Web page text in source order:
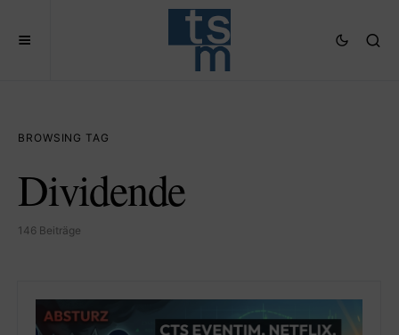
BROWSING TAG
Dividende
146 Beiträge